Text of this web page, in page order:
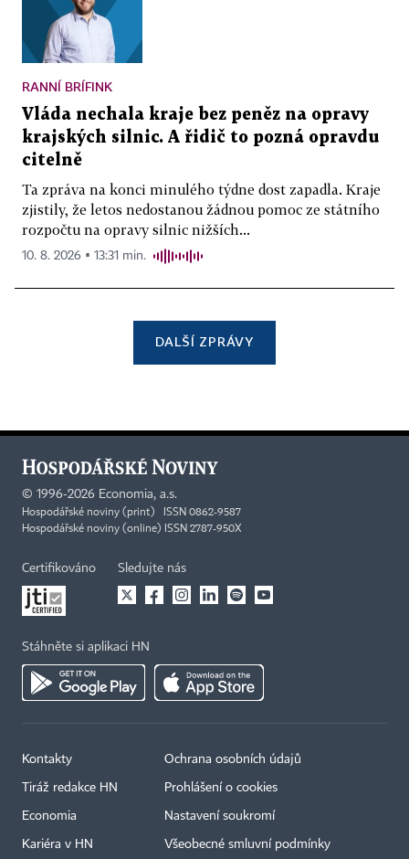
RANNÍ BRÍFINK
Vláda nechala kraje bez peněz na opravy
krajských silnic. A řidič to pozná opravdu
citelně
Ta zpráva na konci minulého týdne dost zapadla. Kraje
zjistily, že letos nedostanou žádnou pomoc ze státního
rozpočtu na opravy silnic nižších...
10. 8. 2026 ▪ 13:31 min.
DALŠÍ ZPRÁVY
© 1996-2026 Economia, a.s.
Hospodářské noviny (print) ISSN 0862-9587
Hospodářské noviny (online) ISSN 2787-950X
Certifikováno Sledujte nás
Stáhněte si aplikaci HN
Kontakty
Tiráž redakce HN
Economia
Kariéra v HN
Ochrana osobních údajů
Prohlášení o cookies
Nastavení soukromí
Všeobecné smluvní podmínky